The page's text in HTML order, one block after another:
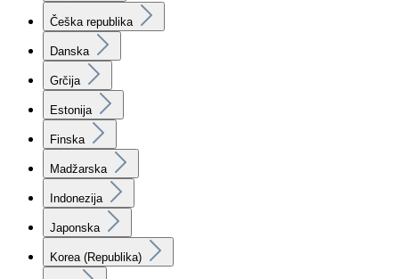
Češka republika
Danska
Grčija
Estonija
Finska
Madžarska
Indonezija
Japonska
Korea (Republika)